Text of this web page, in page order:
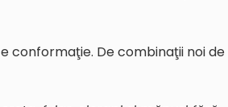
conformaţie. De combinaţii noi de